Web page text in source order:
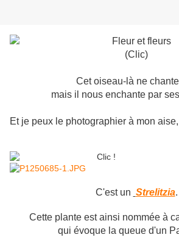
(Clic)
Cet oiseau-là ne
mais il nous enchante par
Et je peux le photographier à mon
C'est un Strelitzia.
Cette plante est ainsi nommée à
qui évoque la queue d'un